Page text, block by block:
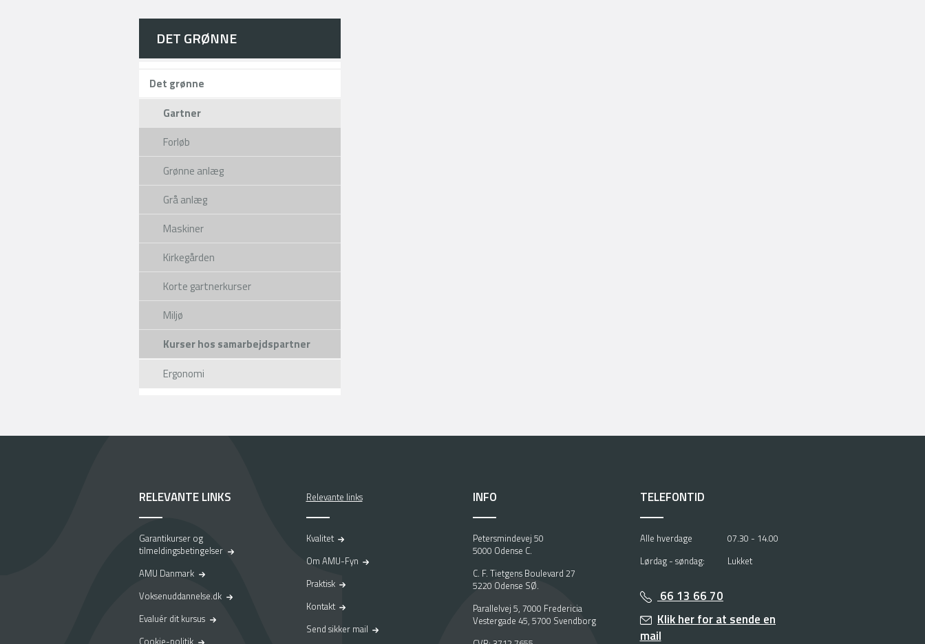
DET GRØNNE
Det grønne
Gartner
Forløb
Grønne anlæg
Grå anlæg
Maskiner
Kirkegården
Korte gartnerkurser
Miljø
Kurser hos samarbejdspartner
Ergonomi
RELEVANTE LINKS
Garantikurser og
tilmeldingsbetingelser
AMU Danmark
Voksenuddannelse.dk
Evaluér dit kursus
Cookie-politik
Relevante links
Kvalitet
Om AMU-Fyn
Praktisk
Kontakt
Send sikker mail
INFO
Petersmindevej 50
5000 Odense C.
C. F. Tietgens Boulevard 27
5220 Odense SØ.
Parallelvej 5, 7000 Fredericia
Vestergade 45, 5700 Svendborg
TELEFONTID
Alle hverdage
07.30 - 14.00
Lørdag - søndag:
Lukket
66 13 66 70
Klik her for at sende en
mail